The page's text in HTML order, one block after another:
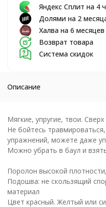
Яндекс Сплит на 4
Долями на 2
Халва на 6 месяцев
Возврат товара
Система скидок
Описание
Мягкие, упругие, твои.
Не бойтесь
упражнений, можете даже
Можно убрать в баул и
Поролон высокой
Подошва: не скользящий
материал
Цвет красный. Желтый или